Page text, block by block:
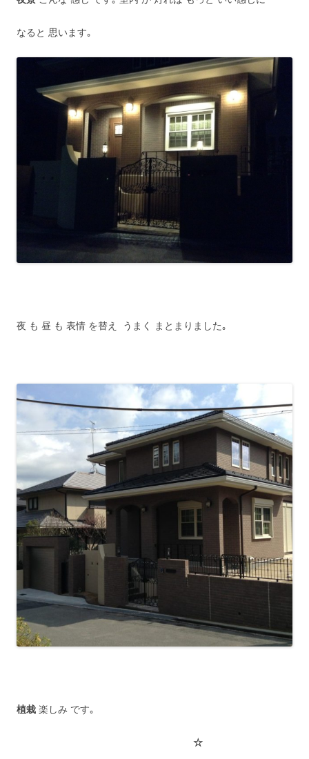
なると 思います｡
夜 も 昼 も 表情 を替え うまく まとまりました｡
植栽 楽しみ です｡
☆